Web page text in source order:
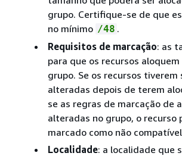
grupo. Certifique-se de que
no mínimo /48 .
Requisitos de marcação: as
para que os recursos
grupo. Se os recursos tiverem
alteradas depois de terem
se as regras de marcação de
alteradas no grupo, o recurso
marcado como não
Localidade: a localidade que